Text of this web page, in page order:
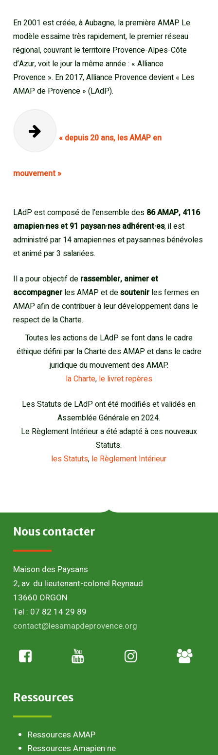
En 2001 est créée, à Aubagne, la première AMAP. Le
modèle essaime très rapidement, le premier réseau
régional, couvrant le territoire Provence-Alpes-Côte
d’Azur, voit le jour la même année : « Alliance
Provence ». En 2017, Alliance Provence devient « Les
AMAP de Provence » (LAdP).
« depuis 20 ans, les AMAP en
mouvement »
LAdP est composé de l’ensemble des 86 AMAP, 4116
amapien·nes et 91 paysan·nes adhérent·es, il est
administré par 14 amapien·nes et paysan·nes bénévoles
et animé par 3 salariées.
Il a pour objectif de rassembler, animer et
accompagnerles AMAP et desoutenirles fermes en
AMAP afin de contribuer à leur développement dans le
respect de la Charte.
Toutes les actions de LAdP se font dans le cadre
éthique défini par la Charte des AMAP et dans le cadre
juridique du mouvement des AMAP.
la Charte, le livret repères
Les Statuts de LAdP ont été modifiés et validés en
Assemblée Générale en 2024.
Le Règlement Intérieur a été adapté à ces nouveaux
Statuts.
les Statuts, le Règlement Intérieur
Nouscontacter
Maison des Paysans
2, av. du lieutenant-colonel Reynaud
13660 ORGON
Tel : 07 82 14 29 89
contact@lesamapdeprovence.org
Adhésion
paysan
Ressources
Ressources AMAP
Ressources Amapien·ne